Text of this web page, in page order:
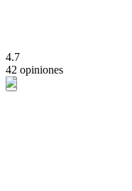
4.7
42 opiniones